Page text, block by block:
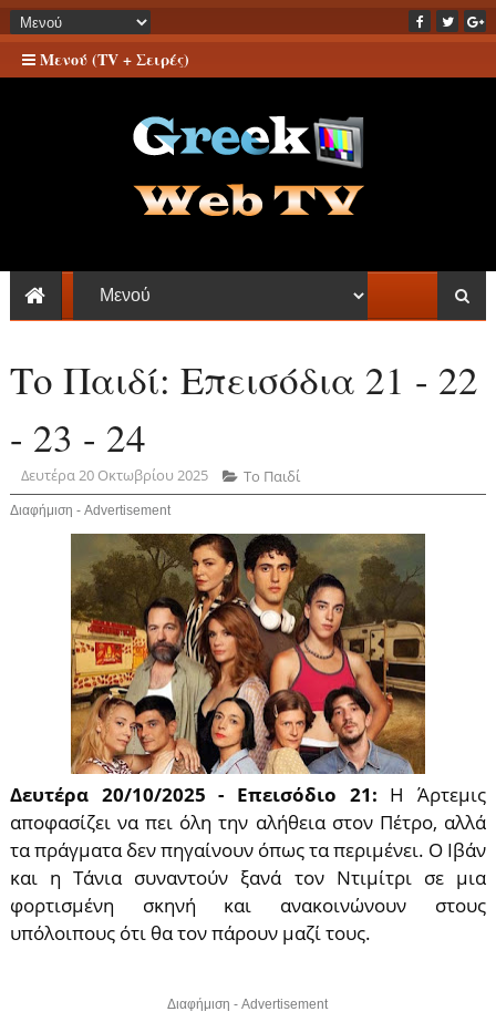
Μενού (TV + Σειρές)
Το Παιδί: Επεισόδια 21 - 22
- 23 - 24
Δευτέρα 20 Οκτωβρίου 2025 Το Παιδί
Διαφήμιση - Advertisement
Δευτέρα 20/10/2025 - Επεισόδιο 21: Η Άρτεμις
αποφασίζει να πει όλη την αλήθεια στον Πέτρο, αλλά
τα πράγματα δεν πηγαίνουν όπως τα περιμένει. Ο Ιβάν
και η Τάνια συναντούν ξανά τον Ντιμίτρι σε μια
φορτισμένη σκηνή και ανακοινώνουν στους
υπόλοιπους ότι θα τον πάρουν μαζί τους.
Διαφήμιση - Advertisement